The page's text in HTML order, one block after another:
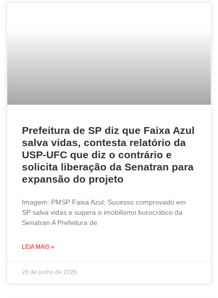
Prefeitura de SP diz que Faixa Azul
salva vidas, contesta relatório da
USP-UFC que diz o contrário e
solicita liberação da Senatran para
expansão do projeto
Imagem: PMSP Faixa Azul: Sucesso comprovado em
SP salva vidas e supera o imobilismo burocrático da
Senatran A Prefeitura de
LEIA MAIS »
26 de junho de 2026